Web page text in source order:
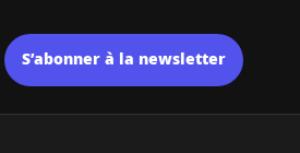
S’abonner à la newsletter